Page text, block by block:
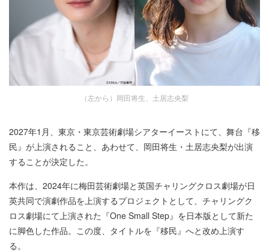
（左から）岡田将生、土居志央梨
2027年1月、東京・東京芸術劇場シアターイーストにて、舞台『移
民』が上演されること、あわせて、岡田将生・土居志央梨が出演
することが決定した。
本作は、2024年に梅田芸術劇場と英国チャリングクロス劇場が日
英共同で演劇作品を上演するプロジェクトとして、チャリングク
ロス劇場にて上演された『One Small Step』を日本版として新た
に脚色した作品。この度、タイトルを『移民』へと改め上演す
る。